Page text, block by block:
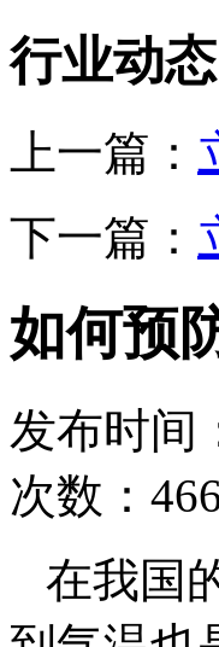
行业动态
上一篇：
下一篇：
如何预
发布时
次数：
在我国